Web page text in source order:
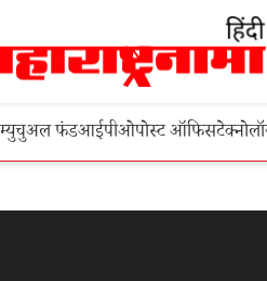
म्युचुअल फंडआईपीओपोस्ट ऑफिस